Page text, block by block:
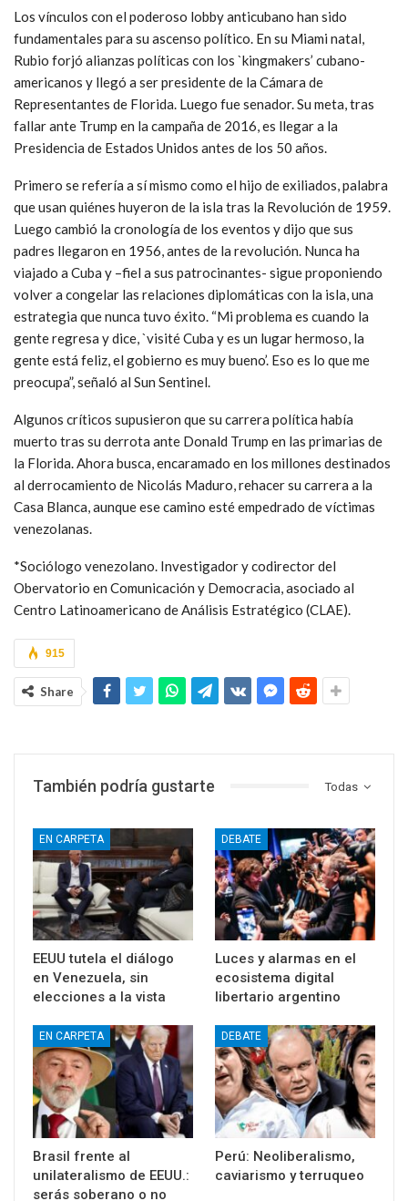
Los vínculos con el poderoso lobby anticubano han sido
fundamentales para su ascenso político. En su Miami natal,
Rubio forjó alianzas políticas con los `kingmakers’ cubano-
americanos y llegó a ser presidente de la Cámara de
Representantes de Florida. Luego fue senador. Su meta, tras
fallar ante Trump en la campaña de 2016, es llegar a la
Presidencia de Estados Unidos antes de los 50 años.
Primero se refería a sí mismo como el hijo de exiliados, palabra
que usan quiénes huyeron de la isla tras la Revolución de 1959.
Luego cambió la cronología de los eventos y dijo que sus
padres llegaron en 1956, antes de la revolución. Nunca ha
viajado a Cuba y –fiel a sus patrocinantes- sigue proponiendo
volver a congelar las relaciones diplomáticas con la isla, una
estrategia que nunca tuvo éxito. “Mi problema es cuando la
gente regresa y dice, `visité Cuba y es un lugar hermoso, la
gente está feliz, el gobierno es muy bueno’. Eso es lo que me
preocupa”, señaló al Sun Sentinel.
Algunos críticos supusieron que su carrera política había
muerto tras su derrota ante Donald Trump en las primarias de
la Florida. Ahora busca, encaramado en los millones destinados
al derrocamiento de Nicolás Maduro, rehacer su carrera a la
Casa Blanca, aunque ese camino esté empedrado de víctimas
venezolanas.
*Sociólogo venezolano. Investigador y codirector del
Obervatorio en Comunicación y Democracia, asociado al
Centro Latinoamericano de Análisis Estratégico (CLAE).
915
Share
Todas
También podría gustarte
EN CARPETA
EEUU tutela el diálogo
en Venezuela, sin
elecciones a la vista
DEBATE
Luces y alarmas en el
ecosistema digital
libertario argentino
EN CARPETA
Brasil frente al
unilateralismo de EEUU.:
serás soberano o no
DEBATE
Perú: Neoliberalismo,
caviarismo y terruqueo